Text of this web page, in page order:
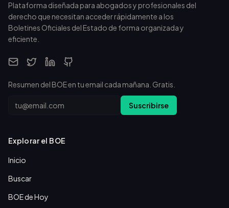
Plataforma diseñada para abogados y profesionales del
derecho que necesitan acceder rápidamente a los
Boletines Oficiales del Estado de forma organizada y
eficiente.
Resumen del BOE en tu email cada mañana. Gratis.
Email Suscribirse
Explorar el BOE
Inicio
Buscar
BOE de Hoy